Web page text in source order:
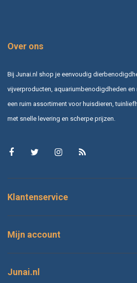
Over ons
Bij Junai.nl shop je eenvoudig
vijverproducten, aquariumbenodigdheden
een ruim assortiment voor huisdieren,
met snelle levering en scherpe prijzen.
Klantenservice
Mijn account
Junai.nl